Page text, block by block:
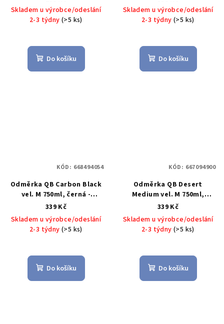
Skladem u výrobce/odeslání
2-3 týdny(>5 ks)
Do košíku
Skladem u výrobce/odeslání
2-3 týdny(>5 ks)
Do košíku
Odměrka QB Carbon Black
vel. M 750ml, černá -
BLIMPLUS
339 Kč
Skladem u výrobce/odeslání
2-3 týdny(>5 ks)
Do košíku
KÓD: 668494054
Odměrka QB Desert
Medium vel. M 750ml,
středně žlutá - BLIMPLUS
339 Kč
Skladem u výrobce/odeslání
2-3 týdny(>5 ks)
Do košíku
KÓD: 667094900